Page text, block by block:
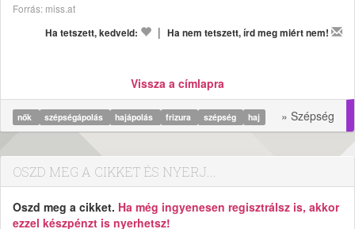
Forrás: miss.at
Ha tetszett, kedveld:
| Ha nem tetszett, írd meg miért nem!
Vissza a címlapra
nők szépségápolás hajápolás frizura szépség haj » Szépség
OSZD MEG A CIKKET ÉS NYERJ...
Oszd meg a cikket. Ha még ingyenesen regisztrálsz is, akkor
ezzel készpénzt is nyerhetsz!